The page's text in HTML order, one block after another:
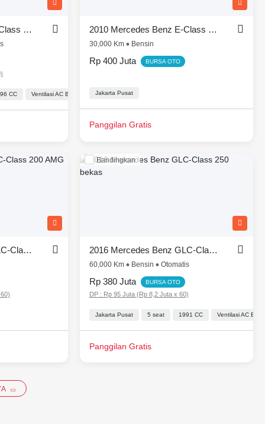
Power Outlet Lingkar kemudi Dengan Tombol Multi Fungsi
2016 Mercedes Benz C-Class Sedan C 200 Avantgarde Line
CC Ventilasi AC Belakang Engine Start Stop Button
2010 Mercedes Benz E-Class E 350 AMG
30,000 Km Bensin
Rp 400 Juta BURSA OTO
Jakarta Pusat
Panggilan Gratis
2022 Mercedes Benz GLC-Class 200 AMG Night Edition
Bandingkan
2016 Mercedes Benz GLC-Class 250
60,000 Km Bensin Otomatis
Rp 380 Juta BURSA OTO
DP : Rp 95 Juta (Rp 8,2 Juta x 60)
Jakarta Pusat 5 seat 1991 CC Ventilasi AC
Panggilan Gratis